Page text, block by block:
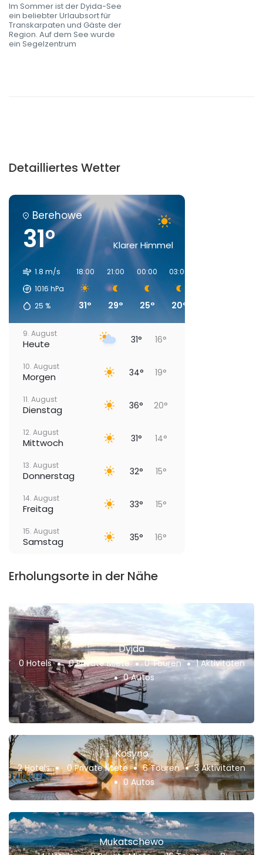
Im Sommer ist der Dyida-See
ein beliebter Urlaubsort für
Transkarpaten und Gäste der
Region. Auf dem See wurde
ein Segelzentrum
Detailliertes Wetter
Berehowe
31° Klarer Himmel
1.8 m/s
1016 hPa
25 %
18:00
31°
21:00
29°
00:00
25°
03:00
20°
9. August
Heute 31° 16°
10. August
Morgen 34° 19°
11. August
Dienstag 36° 20°
12. August
Mittwoch 31° 14°
13. August
Donnerstag 32° 15°
14. August
Freitag 33° 15°
15. August
Samstag 35° 16°
Erholungsorte in der Nähe
Dyjda
0 Hotels 0 Private Miete 0 Touren
1 Aktivitäten
0 Autos
Kosyno
2 Hotels 0 Private Miete 6 Touren
3 Aktivitäten
0 Autos
Mukatschewo